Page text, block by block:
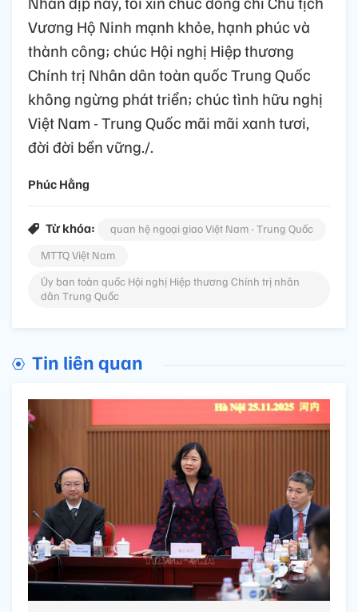
Vương Hộ Ninh mạnh khỏe, hạnh phúc và
thành công; chúc Hội nghị Hiệp thương
Chính trị Nhân dân toàn quốc Trung Quốc
không ngừng phát triển; chúc tình hữu nghị
Việt Nam - Trung Quốc mãi mãi xanh tươi,
đời đời bền vững./.
Phúc Hằng
Từ khóa:
quan hệ ngoại giao Việt Nam - Trung Quốc
MTTQ Việt Nam
Ủy ban toàn quốc Hội nghị Hiệp thương Chính trị nhân
dân Trung Quốc
Tin liên quan